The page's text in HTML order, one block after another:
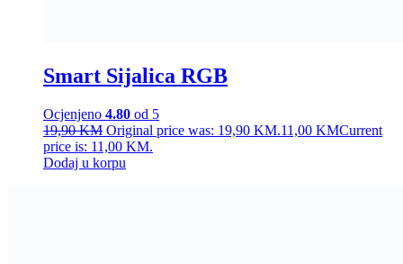
Smart Sijalica RGB
Ocjenjeno 4.80 od 5
19,90KM Original price was: 19,90 KM.11,00 KMCurrent
price is: 11,00 KM.
Dodaj u korpu